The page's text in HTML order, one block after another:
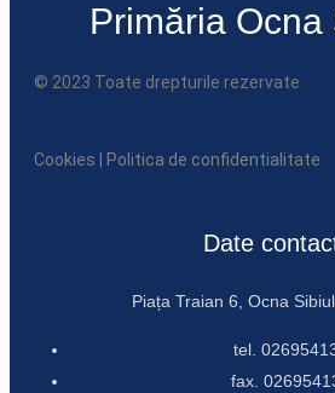
Primăria Ocna
© 2023 Toate drepturile rezervate
Cookies Politica de confidentialitate
Date
Piața Traian 6, Ocna
tel.
fax.